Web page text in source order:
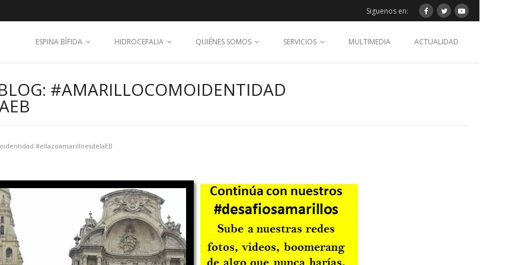
Siguenos en:
ESPINA BÍFIDA HIDROCEFALIA QUIÉNES SOMOS SERVICIOS MULTIMEDIA ACTUALIDAD
#AMARILLOCOMOIDENTIDAD
#ellazoamarilloesdelaEB